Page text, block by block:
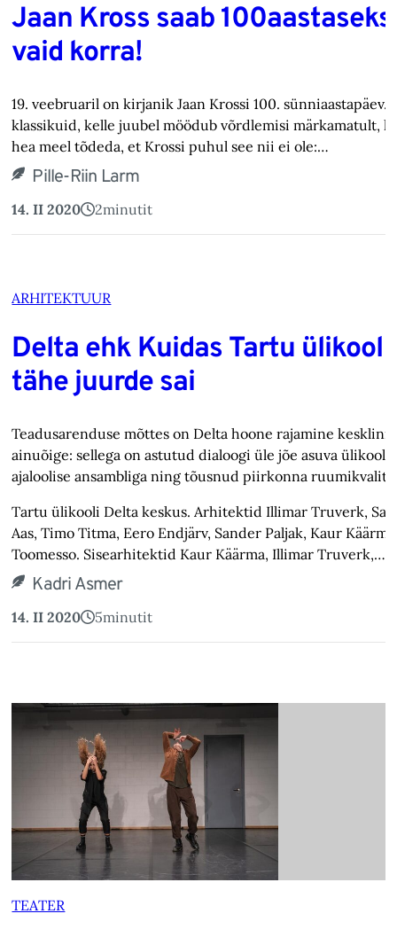
Jaan Kross saab 100aastaseks
vaid korra!
19. veebruaril on kirjanik Jaan Krossi 100. sünniaastapäev.
klassikuid, kelle juubel möödub võrdlemisi märkamatult,
hea meel tõdeda, et Krossi puhul see nii ei ole:…
Pille-Riin Larm
14. II 2020 2minutit
ARHITEKTUUR
Delta ehk Kuidas Tartu ülikool
tähe juurde sai
Teadusarenduse mõttes on Delta hoone rajamine
ainuõige: sellega on astutud dialoogi üle jõe asuva ülikooli
ajaloolise ansambliga ning tõusnud piirkonna
Tartu ülikooli Delta keskus. Arhitektid Illimar Truverk,
Aas, Timo Titma, Eero Endjärv, Sander Paljak, Kaur
Toomesso. Sisearhitektid Kaur Käärma, Illimar Truverk,…
Kadri Asmer
14. II 2020 5minutit
TEATER